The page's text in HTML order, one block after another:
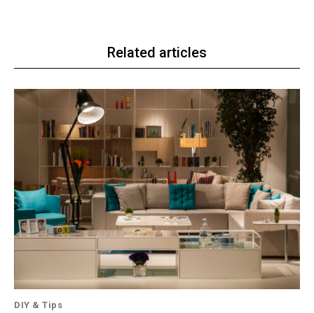
Related articles
DIY & Tips